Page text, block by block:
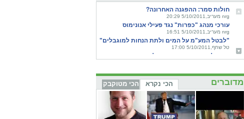
חולות סמר: ההפגנה האחרונה?
nrg מעריב,5/10/2011 20:29
עורכי מנהג "כפרות" נגד פעילי אנונימוס
nrg מעריב,5/10/2011 16:51
"לבטל המע"מ על המים ולתת הנחות למוגבלים"
טל שחף,5/10/2011 17:00
בשביל מגפיים מזויפים: הכלבים מופשטים
חג לבובה: יצרנית ברבי לא תפגע ביערות הגשם
nrg מעריב,5/10/2011 12:30
העולם נגד אוקראינה: "די לטבח הכלבים"
סוכנויות הידיעות,5/10/2011 11:53
מדוברים הכי נקרא הכי מטוקבק